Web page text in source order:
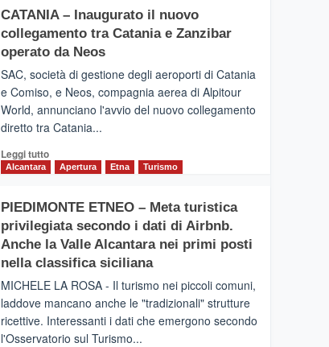
CATANIA – Inaugurato il nuovo
collegamento tra Catania e Zanzibar
operato da Neos
SAC, società di gestione degli aeroporti di Catania
e Comiso, e Neos, compagnia aerea di Alpitour
World, annunciano l'avvio del nuovo collegamento
diretto tra Catania...
Leggi tuttoLeggi
CATANIA
–
Inaugurato
il
collegamento
tra
Catania
e
Alcantara Apertura Etna Turismo
PIEDIMONTE ETNEO – Meta turistica
privilegiata secondo i dati di Airbnb.
Anche la Valle Alcantara nei primi posti
nella classifica siciliana
MICHELE LA ROSA - Il turismo nei piccoli comuni,
laddove mancano anche le "tradizionali" strutture
ricettive. Interessanti i dati che emergono secondo
l'Osservatorio sul Turismo...